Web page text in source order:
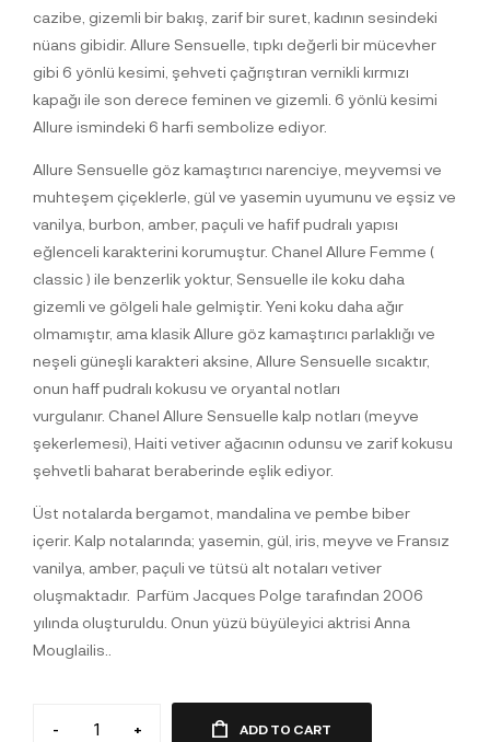
cazibe, gizemli bir bakış, zarif bir suret, kadının sesindeki
nüans gibidir. Allure Sensuelle, tıpkı değerli bir mücevher
gibi 6 yönlü kesimi, şehveti çağrıştıran vernikli kırmızı
kapağı ile son derece feminen ve gizemli. 6 yönlü kesimi
Allure ismindeki 6 harfi sembolize ediyor.
Allure Sensuelle göz kamaştırıcı narenciye, meyvemsi ve
muhteşem çiçeklerle, gül ve yasemin uyumunu ve eşsiz ve
vanilya, burbon, amber, paçuli ve hafif pudralı yapısı
eğlenceli karakterini korumuştur. Chanel Allure Femme (
classic ) ile benzerlik yoktur, Sensuelle ile koku daha
gizemli ve gölgeli hale gelmiştir. Yeni koku daha ağır
olmamıştır, ama klasik Allure göz kamaştırıcı parlaklığı ve
neşeli güneşli karakteri aksine, Allure Sensuelle sıcaktır,
onun haff pudralı kokusu ve oryantal notları
vurgulanır. Chanel Allure Sensuelle kalp notları (meyve
şekerlemesi), Haiti vetiver ağacının odunsu ve zarif kokusu
şehvetli baharat beraberinde eşlik ediyor.
Üst notalarda bergamot, mandalina ve pembe biber
içerir. Kalp notalarında; yasemin, gül, iris, meyve ve Fransız
vanilya, amber, paçuli ve tütsü alt notaları vetiver
oluşmaktadır. Parfüm Jacques Polge tarafından 2006
yılında oluşturuldu Onun yüzü büyüleyici aktrisi Anna
Mouglailis..
- + ADD TO CART